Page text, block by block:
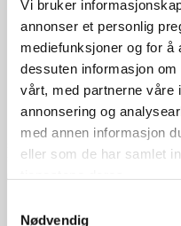
Vi bruker
annonser et personlig
mediefunksjoner og for å
dessuten informasjon
vårt, med partnerne våre
annonsering og
med annen informasjon
eller som de har samlet
Nødvendig
SHAD 15CM 27G DRT RO 2PCS
kr 139,00